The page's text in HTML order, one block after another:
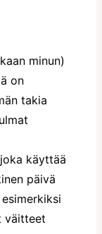
minun)
on
takia
käyttää
päivä
väitteet